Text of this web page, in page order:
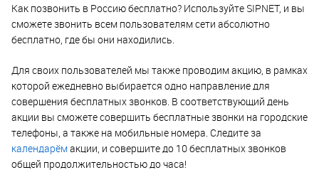
Как позвонить в Россию бесплатно? Используйте SIPNET, и вы
сможете звонить всем пользователям сети абсолютно
бесплатно, где бы они находились.
Для своих пользователей мы также проводим акцию, в рамках
которой ежедневно выбирается одно направление для
совершения бесплатных звонков. В соответствующий день
акции вы сможете совершить бесплатные звонки на городские
телефоны, а также на мобильные номера. Следите за
календарёмакции, и совершите до 10 бесплатных звонков
общей продолжительностью до часа!